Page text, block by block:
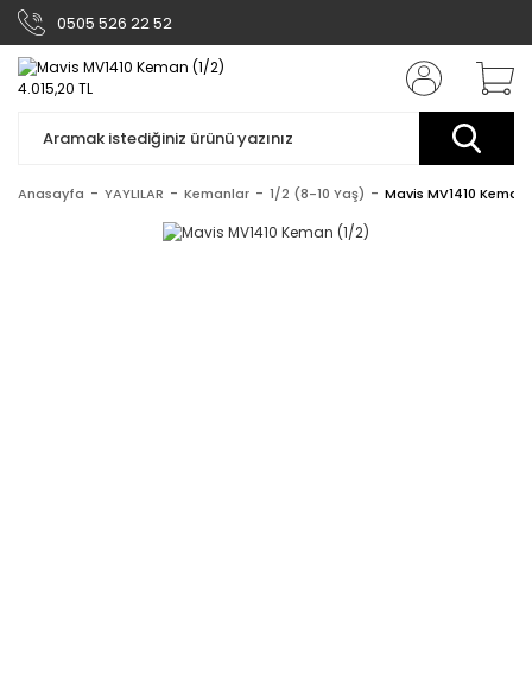
0505 526 22 52
Anasayfa YAYLILAR Kemanlar 1/2 (8-10 Yaş) Mavis MV1410